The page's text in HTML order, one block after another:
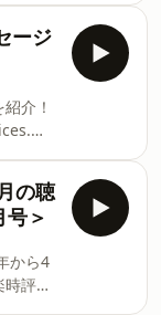
るアー
」の
ージ
介！
の聴
号＞
から4
評、